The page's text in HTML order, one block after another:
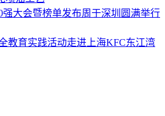
强大会暨榜单发布周于深圳圆满举行
教育实践活动走进上海KFC东江湾